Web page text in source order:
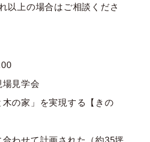
以上の場合はご相談くださ
見学会
の家」を実現する【きの